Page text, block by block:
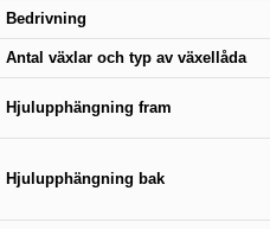
Bedrivning
Antal växlar och typ av växellåda
Hjulupphängning fram
Hjulupphängning bak